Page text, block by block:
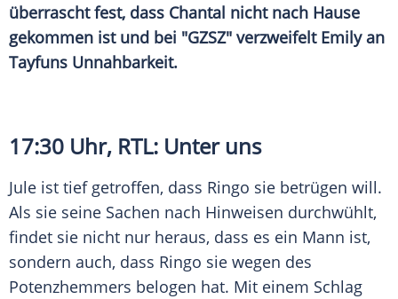
überrascht fest, dass Chantal nicht nach Hause
gekommen ist und bei "GZSZ" verzweifelt Emily an
Tayfuns Unnahbarkeit.
17:30 Uhr, RTL: Unter uns
Jule ist tief getroffen, dass Ringo sie betrügen will.
Als sie seine Sachen nach Hinweisen durchwühlt,
findet sie nicht nur heraus, dass es ein Mann ist,
sondern auch, dass Ringo sie wegen des
Potenzhemmers belogen hat. Mit einem Schlag